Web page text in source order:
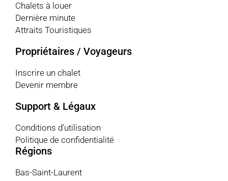
Chalets à louer
Dernière minute
Attraits Touristiques
Propriétaires / Voyageurs
Inscrire un chalet
Devenir membre
Support & Légaux
Conditions d'utilisation
Politique de confidentialité
Régions
Bas-Saint-Laurent